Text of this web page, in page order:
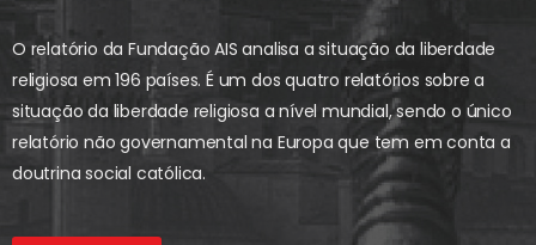
O relatório da Fundação AIS analisa a situação da liberdade
religiosa em 196 países. É um dos quatro relatórios sobre a
situação da liberdade religiosa a nível mundial, sendo o único
relatório não governamental na Europa que tem em conta a
doutrina social católica.